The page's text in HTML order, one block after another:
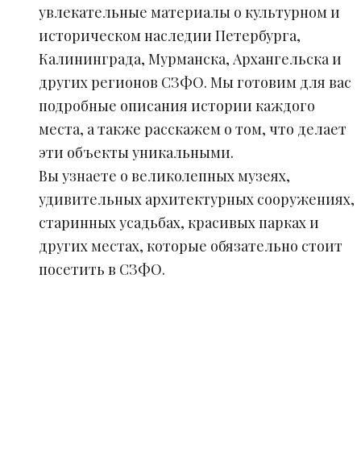
увлекательные материалы о культурном и
историческом наследии Петербурга,
Калининграда, Мурманска, Архангельска и
других регионов СЗФО. Мы готовим для вас
подробные описания истории каждого
места, а также расскажем о том, что делает
эти объекты уникальными.
Вы узнаете о великолепных музеях,
удивительных архитектурных сооружениях,
старинных усадьбах, красивых парках и
других местах, которые обязательно стоит
посетить в СЗФО.